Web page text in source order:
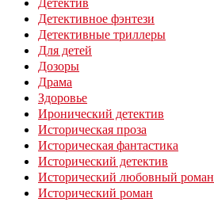
Детективное фэнтези
Детективные триллеры
Для детей
Дозоры
Драма
Здоровье
Иронический детектив
Историческая проза
Историческая фантастика
Исторический детектив
Исторический любовный роман
Исторический роман